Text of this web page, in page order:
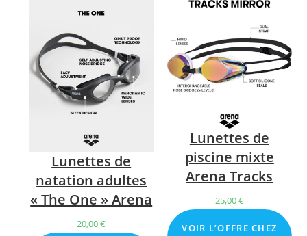
Lunettes de
natation adultes
« The One » Arena
20,00€
Lunettes de
piscine mixte
Arena Tracks
25,00€
VOIR L’OFFRE CHEZ